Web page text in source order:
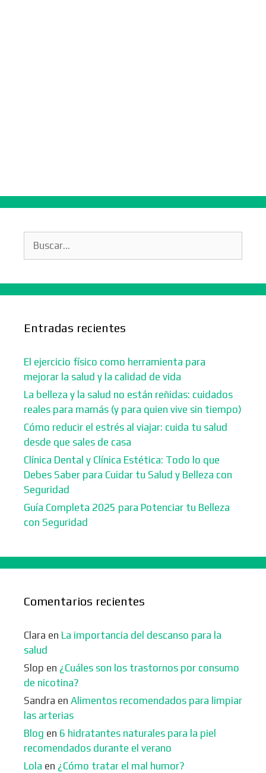
Entradas recientes
El ejercicio físico como herramienta para
mejorar la salud y la calidad de vida
La belleza y la salud no están reñidas: cuidados
reales para mamás (y para quien vive sin tiempo)
Cómo reducir el estrés al viajar: cuida tu salud
desde que sales de casa
Clínica Dental y Clínica Estética: Todo lo que
Debes Saber para Cuidar tu Salud y Belleza con
Seguridad
Guía Completa 2025 para Potenciar tu Belleza
con Seguridad
Comentarios recientes
Clara en La importancia del descanso para la
salud
Slop en ¿Cuáles son los trastornos por consumo
de nicotina?
Sandra en Alimentos recomendados para limpiar
las arterias
Blog en 6 hidratantes naturales para la piel
recomendados durante el verano
Lola en ¿Cómo tratar el mal humor?